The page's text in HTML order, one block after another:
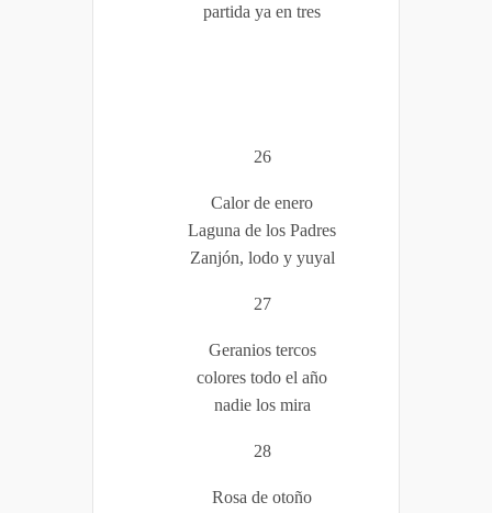
partida ya en tres
26
Calor de enero
Laguna de los Padres
Zanjón, lodo y yuyal
27
Geranios tercos
colores todo el año
nadie los mira
28
Rosa de otoño